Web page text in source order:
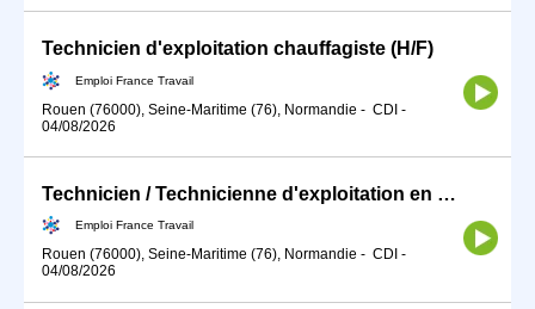
Technicien d'exploitation chauffagiste (H/F)
Emploi France Travail
Rouen (76000), Seine-Maritime (76), Normandie - CDI -
04/08/2026
Technicien / Technicienne d'exploitation en production d'énergie (H/F)
Emploi France Travail
Rouen (76000), Seine-Maritime (76), Normandie - CDI -
04/08/2026